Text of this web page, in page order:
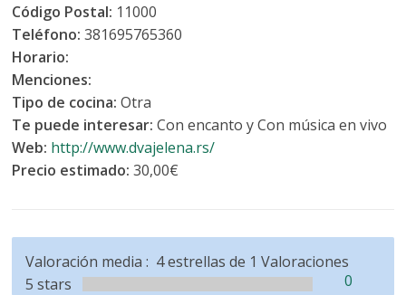
Código Postal: 11000
Teléfono:381695765360
Horario:
Menciones:
Tipo de cocina:Otra
Te puede interesar:Con encanto y Con música en vivo
Web: http://www.dvajelena.rs/
Precio estimado:30,00€
Valoración media :
5 stars
0
4estrellas de 1 Valoraciones